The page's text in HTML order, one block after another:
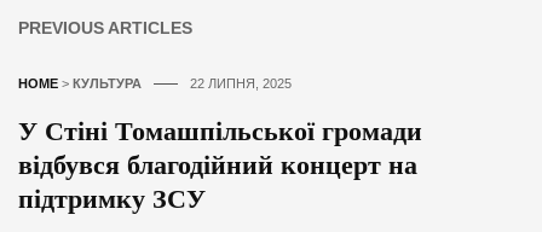
PREVIOUS ARTICLES
HOME > КУЛЬТУРА 22 ЛИПНЯ, 2025
У Стіні Томашпільської громади
відбувся благодійний концерт на
підтримку ЗСУ